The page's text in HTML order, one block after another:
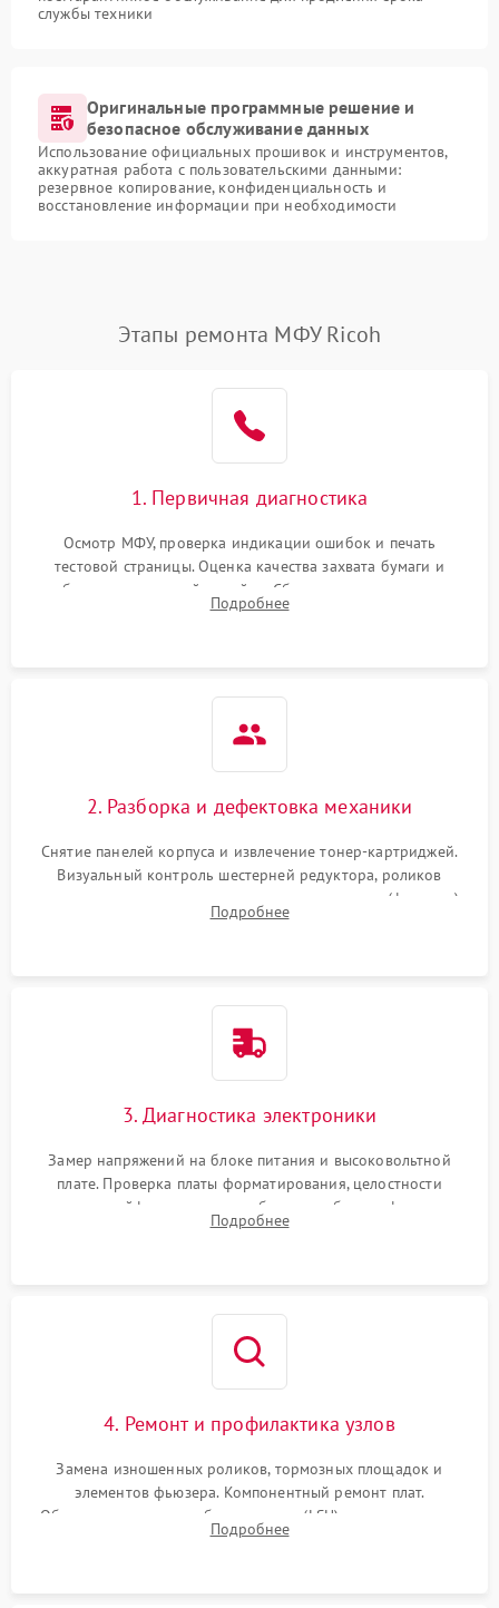
службы техники
Оригинальные программные решение и
безопасное обслуживание данных
Использование официальных прошивок и инструментов,
аккуратная работа с пользовательскими данными:
резервное копирование, конфиденциальность и
восстановление информации при необходимости
Этапы ремонта МФУ Ricoh
1. Первичная диагностика
Осмотр МФУ, проверка индикации ошибок и печать
тестовой страницы. Оценка качества захвата бумаги и
работы сканирующей линейки. Сбор данных о замятиях,
дефектах изображения или посторонних шумах при работе.
Подробнее
2. Разборка и дефектовка механики
Снятие панелей корпуса и извлечение тонер-картриджей.
Визуальный контроль шестерней редуктора, роликов
захвата, термопленки и прижимного вала в печи (фьюзере).
Проверка оптики сканера на загрязнения.
Подробнее
3. Диагностика электроники
Замер напряжений на блоке питания и высоковольтной
плате. Проверка платы форматирования, целостности
плоских шлейфов сканера и работоспособности флажков и
оптопар (датчиков прохождения бумаги).
Подробнее
4. Ремонт и профилактика узлов
Замена изношенных роликов, тормозных площадок и
элементов фьюзера. Компонентный ремонт плат.
Обязательная очистка блока лазера (LSU), зеркал и тракта
печати от просыпанного тонера и бумажной пыли.
Подробнее